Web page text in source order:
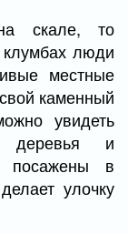
скале, то
клумбах люди
местные
каменный
увидеть
деревья и
посажены в
улочку